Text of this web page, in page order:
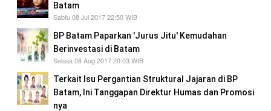
Batam
Sabtu 08 Jul 2017 22:50 WIB
BP Batam Paparkan 'Jurus Jitu' Kemudahan
Berinvestasi di Batam
Selasa 08 Aug 2017 20:03 WIB
Terkait Isu Pergantian Struktural Jajaran di BP
Batam, Ini Tanggapan Direktur Humas dan Promosi
nya